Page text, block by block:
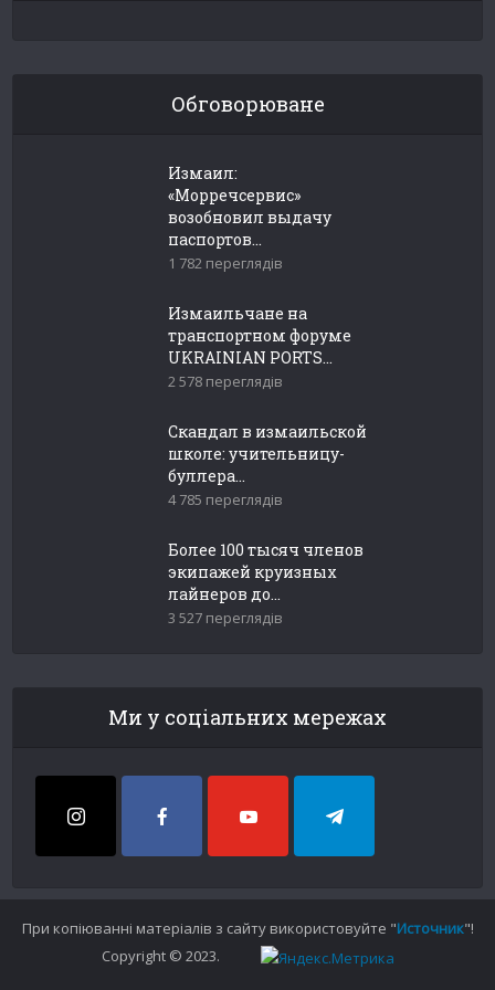
Обговорюване
Измаил:
«Морречсервис»
возобновил выдачу
паспортов...
1 782 переглядів
Измаильчане на
транспортном форуме
UKRAINIAN PORTS...
2 578 переглядів
Скандал в измаильской
школе: учительницу-
буллера...
4 785 переглядів
Более 100 тысяч членов
экипажей круизных
лайнеров до...
3 527 переглядів
Ми у соціальних мережах
При копіюванні матеріалів з сайту використовуйте "Источник"!
Copyright © 2023.